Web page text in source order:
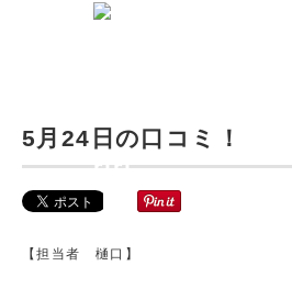
ブログ
5月24日の口コミ！
【担当者 樋口】